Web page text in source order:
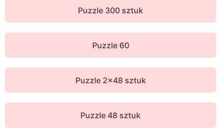
Puzzle 300 sztuk
Puzzle 60
Puzzle 2x48 sztuk
Puzzle 48 sztuk